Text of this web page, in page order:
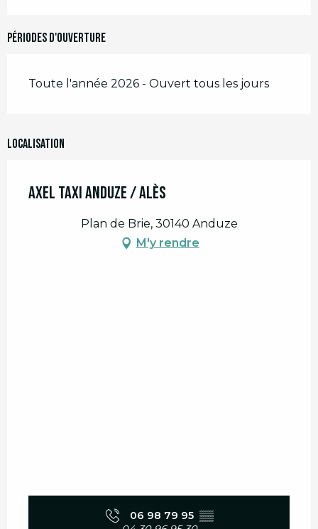
Périodes d'ouverture
Toute l'année 2026 - Ouvert tous les jours
Localisation
Axel Taxi Anduze / Alès
Plan de Brie, 30140 Anduze
M'y rendre
06 98 79 95 ▒▒